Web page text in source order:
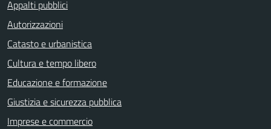
Appalti pubblici
Autorizzazioni
Catasto e urbanistica
Cultura e tempo libero
Educazione e formazione
Giustizia e sicurezza pubblica
Imprese e commercio